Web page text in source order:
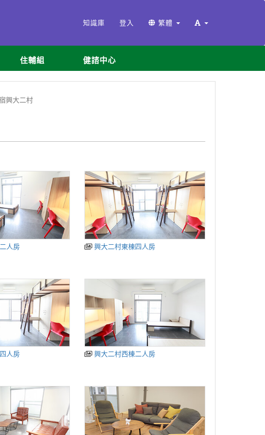
知識庫 登入 繁體
住輔組 健諮中心
興大二村
人房 興大二村東棟四人房
人房 興大二村西棟二人房